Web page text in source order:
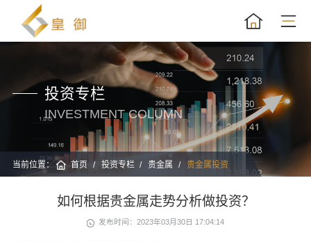
投资专栏
INVESTMENT COLUMN
当前位置： 首页 投资专栏 贵金属 贵金属投资
如何根据贵金属走势分析做投资？
发布时间：2023年03月30日 17:04:14